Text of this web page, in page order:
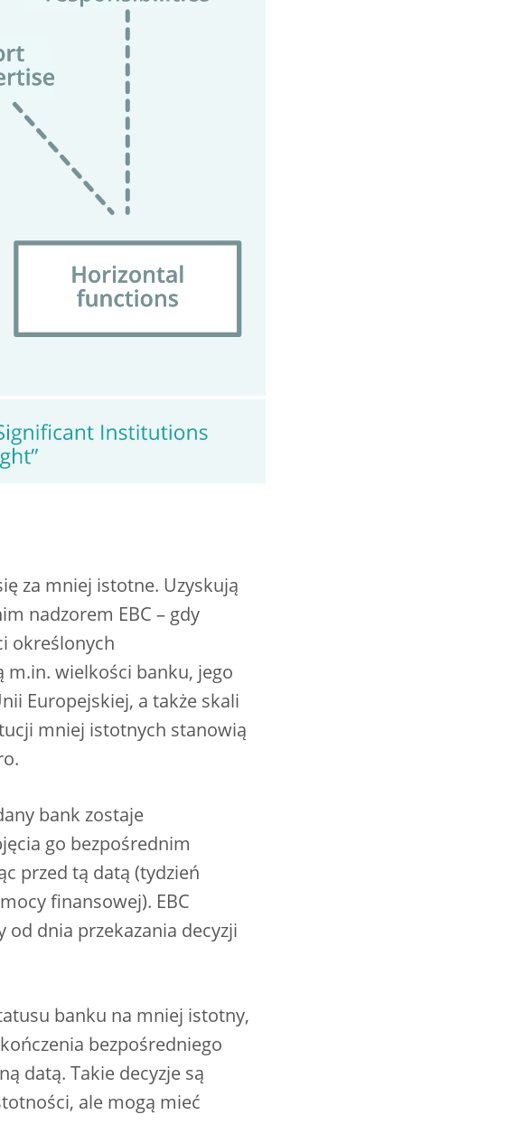
za mniej istotne. Uzyskują
nadzorem EBC – gdy
określonych
m.in. wielkości banku, jego
Europejskiej, a także skali
mniej istotnych stanowią
bank zostaje
go bezpośrednim
przed tą datą (tydzień
finansowej). EBC
od dnia przekazania decyzji
banku na mniej istotny,
bezpośredniego
datą. Takie decyzje są
ale mogą mieć